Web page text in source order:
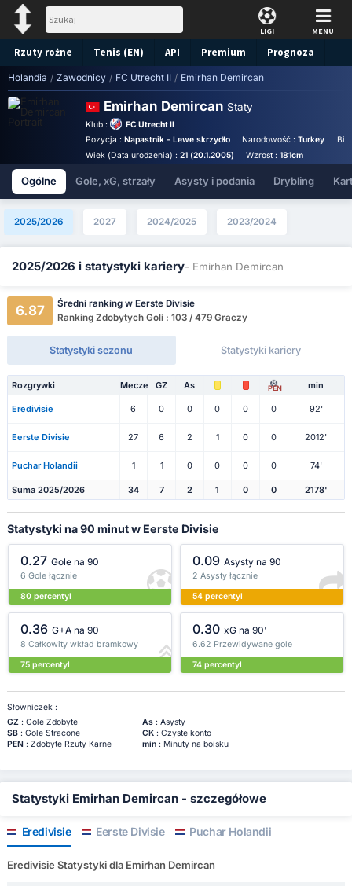
LIGI MENU
Rzuty rożne Tenis (EN) API Premium Prognoza
Holandia / Zawodnicy / FC Utrecht II / Emirhan Demircan
Emirhan Demircan Staty
Klub :
FC Utrecht II
Pozycja : Napastnik - Lewe skrzydło Narodowość :Turkey
Wiek (Data urodzenia) : 21 (20.1.2005) Wzrost :181cm
Ogólne Gole, xG, strzały Asysty i podania Drybling
2025/2026 2027 2024/2025 2023/2024
2025/2026 i statystyki kariery- Emirhan Demircan
6.87
Średni ranking w Eerste Divisie
Ranking Zdobytych Goli : 103 / 479 Graczy
Statystyki sezonu Statystyki kariery
Rozgrywki Mecze GZ As PEN min
Eredivisie 6 0 0 0 0 0 92'
Eerste Divisie 27 6 2 1 0 0 2012'
Puchar Holandii 1 1 0 0 0 0 74'
Suma 2025/2026 34 7 2 1 0 0 2178'
Statystyki na 90 minut w Eerste Divisie
0.27 Gole na 90
6 Gole łącznie
80 percentyl
0.09 Asysty na 90
2 Asysty łącznie
54 percentyl
0.36 G+A na 90
8 Całkowity wkład bramkowy
75 percentyl
0.30 xG na 90'
6.62 Przewidywane gole
74 percentyl
Słowniczek :
GZ: Gole Zdobyte As: Asysty
SB: Gole Stracone CK: Czyste konto
PEN: Zdobyte Rzuty Karne min: Minuty na boisku
Statystyki Emirhan Demircan - szczegółowe
Eredivisie Eerste Divisie Puchar Holandii
Eredivisie Statystyki dla Emirhan Demircan